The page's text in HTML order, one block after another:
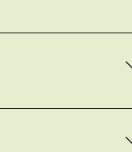
generale, ridurre il
interazione aiuta a